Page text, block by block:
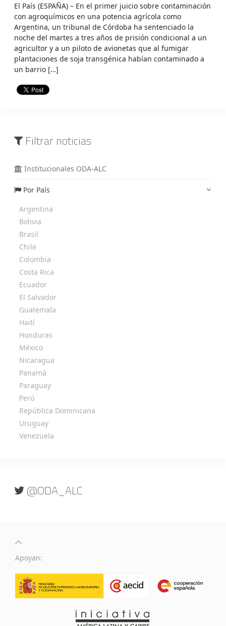
El País (ESPAÑA) – En el primer juicio sobre contaminación
con agroquímicos en una potencia agrícola como
Argentina, un tribunal de Córdoba ha sentenciado la
noche del martes a tres años de prisión condicional a un
agricultor y a un piloto de avionetas que al fumigar
plantaciones de soja transgénica habían contaminado a
un barrio […]
Filtrar noticias
Institucionales ODA-ALC
Por País
Argentina
Bolivia
Brasil
Chile
Colombia
Costa Rica
Ecuador
El Salvador
Guatemala
Haití
Honduras
México
Nicaragua
Panamá
Paraguay
Perú
República Dominicana
Uruguay
Venezuela
@ODA_ALC
Apoyan: